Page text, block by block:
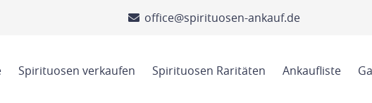
office@spirituosen-ankauf.de
Spirituosen verkaufen Spirituosen Raritäten Ankaufliste